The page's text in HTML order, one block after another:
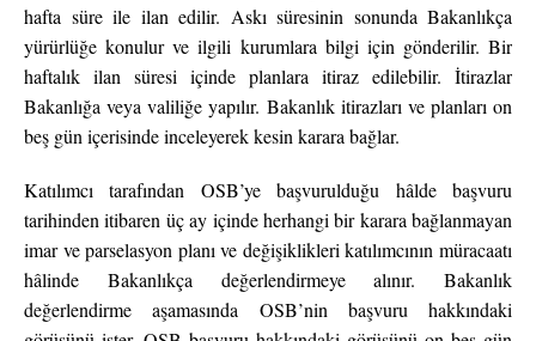
hafta süre ile ilan edilir. Askı süresinin sonunda Bakanlıkça
yürürlüğe konulur ve ilgili kurumlara bilgi için gönderilir. Bir
haftalık ilan süresi içinde planlara itiraz edilebilir. İtirazlar
Bakanlığa veya valiliğe yapılır. Bakanlık itirazları ve planları on
beş gün içerisinde inceleyerek kesin karara bağlar.
Katılımcı tarafından OSB’ye başvurulduğu hâlde başvuru
tarihinden itibaren üç ay içinde herhangi bir karara bağlanmayan
imar ve parselasyon planı ve değişiklikleri katılımcının müracaatı
hâlinde Bakanlıkça değerlendirmeye alınır. Bakanlık
değerlendirme aşamasında OSB’nin başvuru hakkındaki